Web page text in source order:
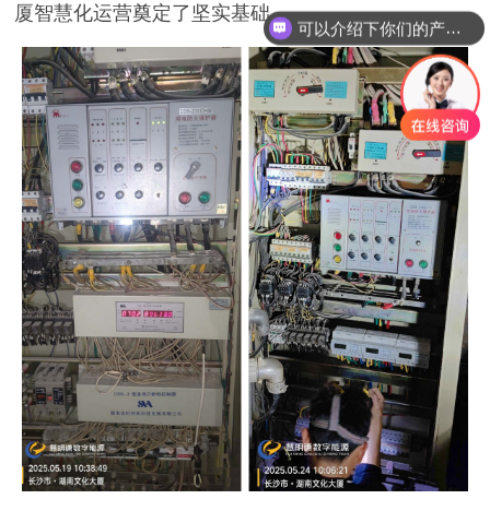
厦智慧化运营奠定了坚实基础。
你们是怎么收费的呢？